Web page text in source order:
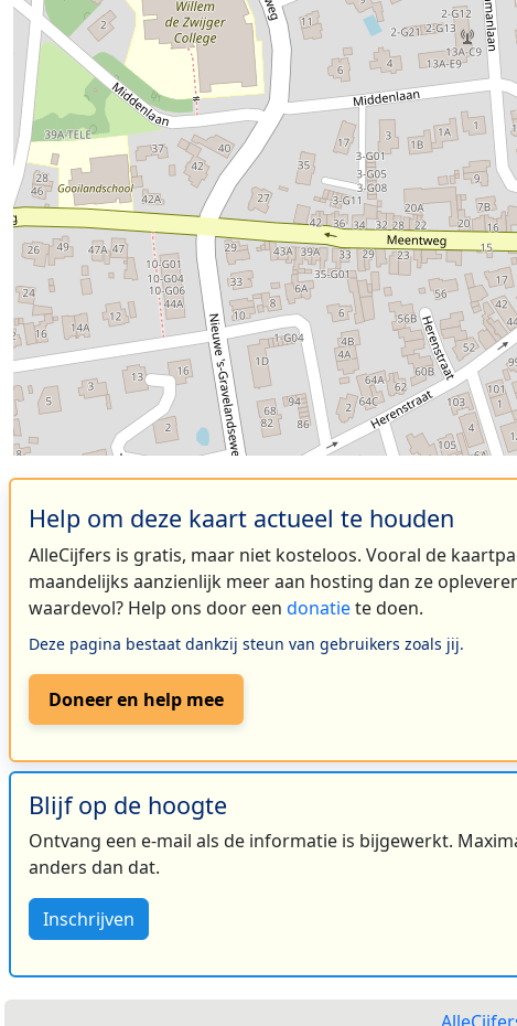
Help om deze kaart actueel te houden
AlleCijfers is gratis, maar niet kosteloos. Vooral de
maandelijks aanzienlijk meer aan hosting dan ze
waardevol? Help ons door een donatiete doen.
Deze pagina bestaat dankzij steun van gebruikers zoals jij.
Doneer en help mee
Blijf op de hoogte
Ontvang een e-mail als de informatie is bijgewerkt.
anders dan dat.
Inschrijven